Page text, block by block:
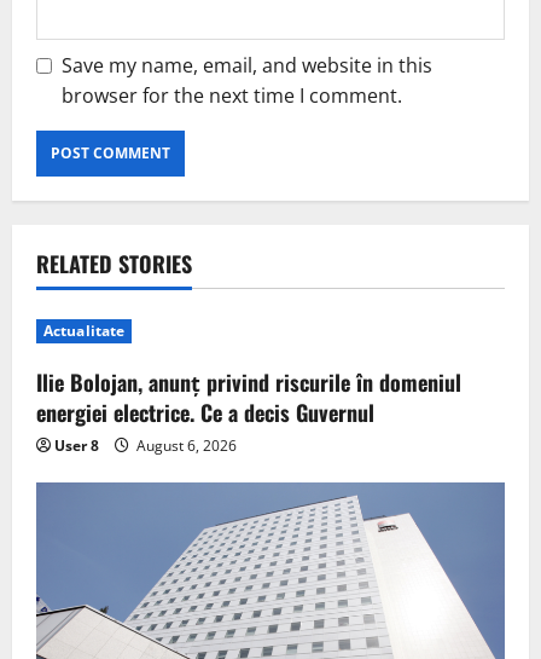
Save my name, email, and website in this
browser for the next time I comment.
RELATED STORIES
Actualitate
Ilie Bolojan, anunț privind riscurile în domeniul
energiei electrice. Ce a decis Guvernul
User 8 August 6, 2026